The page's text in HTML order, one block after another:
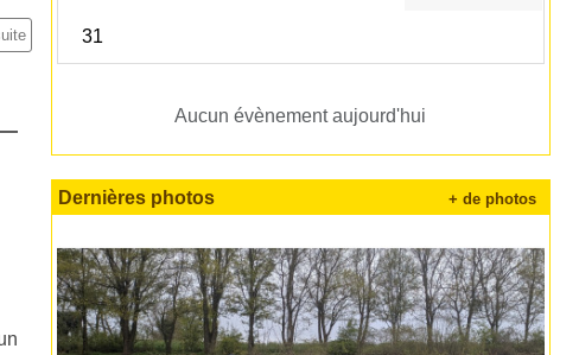
31
Aucun évènement aujourd'hui
Dernières photos + de photos